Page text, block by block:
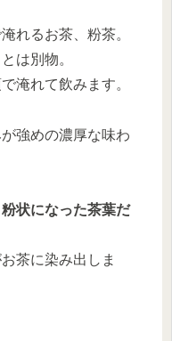
れるお茶、粉茶。
は別物。
淹れて飲みます。
強めの濃厚な味わ
状になった茶葉だ
茶に染み出しま